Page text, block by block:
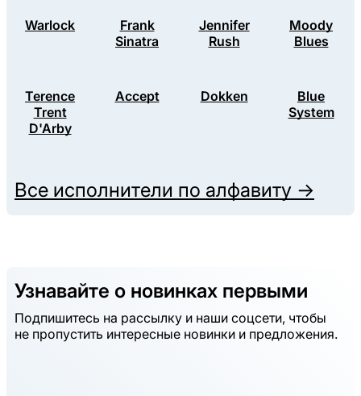
Warlock
Frank
Sinatra
Jennifer
Rush
Moody
Blues
Terence
Trent
D'Arby
Accept Dokken
Blue
System
Все исполнители по алфавиту →
Узнавайте о новинках первыми
Подпишитесь на рассылку и наши соцсети, чтобы
не пропустить интересные новинки и предложения.